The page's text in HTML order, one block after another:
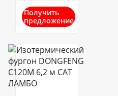
Получить
предложение